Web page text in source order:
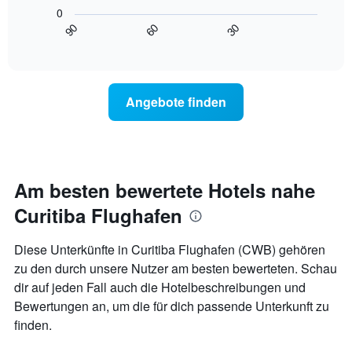
Wochentage
anzeigt.
Zimmerpreis
Diagramm
näher
das
Aufenthaltsdatum
rückt.
Diagramm
hat
1
X-
Achse,
die
90 60 30
0
Angebote finden
Am besten bewertete Hotels nahe
Curitiba Flughafen
Diese Unterkünfte in Curitiba Flughafen (CWB) gehören
zu den durch unsere Nutzer am besten bewerteten. Schau
dir auf jeden Fall auch die Hotelbeschreibungen und
Bewertungen an, um die für dich passende Unterkunft zu
finden.